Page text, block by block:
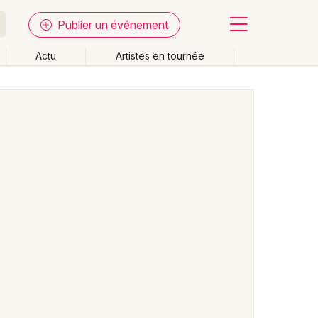
Publier un événement
Actu Artistes en tournée